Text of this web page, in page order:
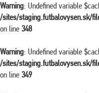
Warning: Undefined variable
/sites/staging.futbalovysen.sk/
on line 348
Warning: Undefined variable
/sites/staging.futbalovysen.sk/
on line 349